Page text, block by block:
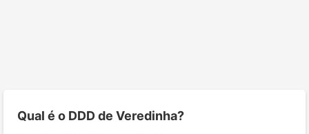
Qual é o DDD de Veredinha?